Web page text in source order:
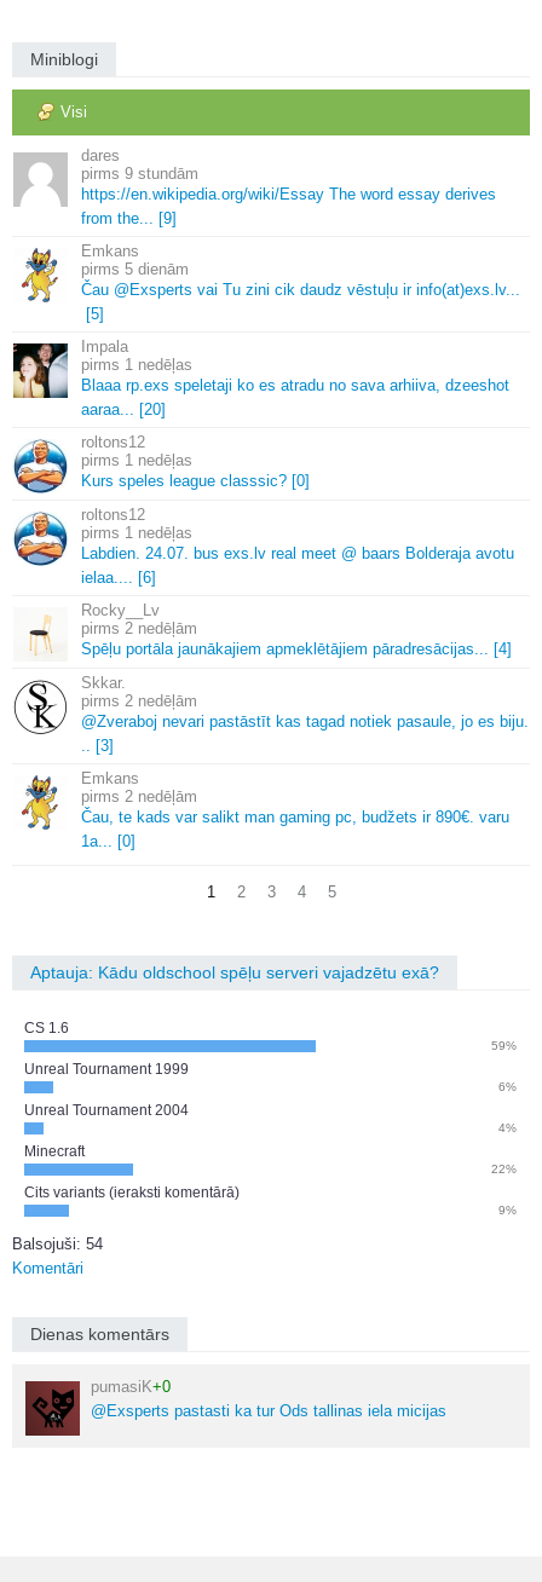
Miniblogi
Visi
dares
9 stundām
https://en.wikipedia.org/wiki/Essay The word essay derives
from the... [9]
Emkans
5 dienām
Čau @Exsperts vai Tu zini cik daudz vēstuļu ir info(at)exs. lv...
[5]
Impala
1 nedēļas
Blaaa rp.exs speletaji ko es atradu no sava arhiiva, dzeeshot
aaraa... [20]
roltons12
1 nedēļas
Kurs speles league classsic? [0]
roltons12
1 nedēļas
Labdien. 24.07. bus exs. lv real meet @ baars Bolderaja avotu
ielaa.... [6]
Rocky__Lv
2 nedēļām
Spēļu portāla jaunākajiem apmeklētājiem pāradresācijas... [4]
Skkar.
2 nedēļām
@Zveraboj nevari pastāstīt kas tagad notiek pasaule, jo es biju.
.. [3]
Emkans
2 nedēļām
Čau, te kads var salikt man gaming pc, budžets ir 890€. varu
1a... [0]
1 2 3 4 5
Aptauja: Kādu oldschool spēļu serveri vajadzētu exā?
CS 1.6
59%
Unreal Tournament 1999
6%
Unreal Tournament 2004
4%
Minecraft
22%
Cits variants (ieraksti komentārā)
9%
Balsojuši: 54
Komentāri
Dienas komentārs
pumasiK+0
@Exsperts pastasti ka tur Ods tallinas iela micijas